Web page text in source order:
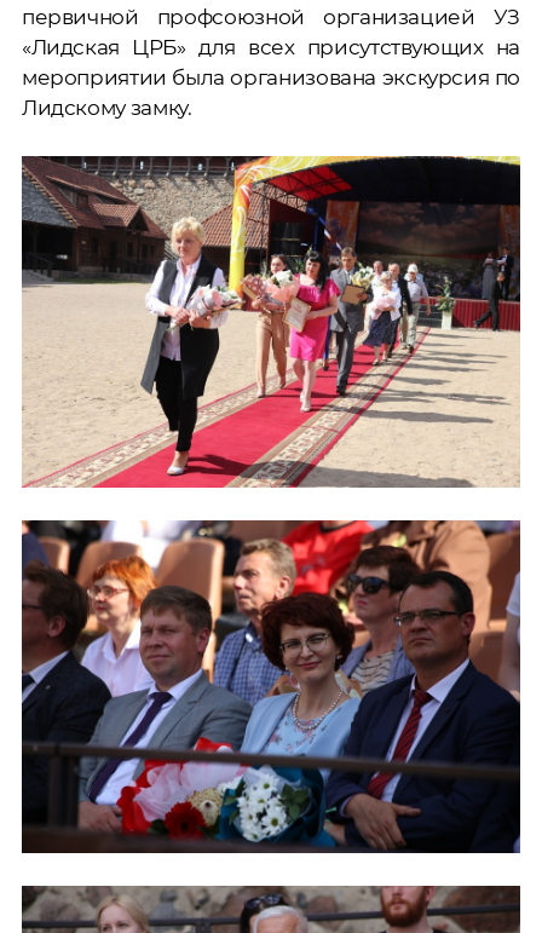
первичной профсоюзной организацией УЗ
«Лидская ЦРБ» для всех присутствующих на
мероприятии была организована экскурсия по
Лидскому замку.